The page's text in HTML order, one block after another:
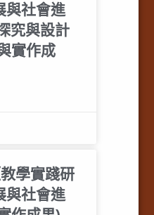
與社會進
究與設計
實作成
學實踐研
與社會進